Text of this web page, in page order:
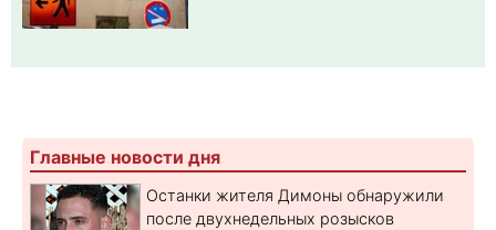
Главные новости дня
Останки жителя Димоны обнаружили
после двухнедельных розысков